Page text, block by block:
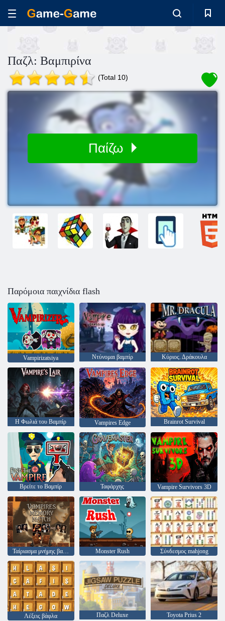
Παζλ: Βαμπιρίνα
(Total 10)
Παίζω
Παρόμοια παιχνίδια flash
Vampirizatsiya Ντύνομαι βαμπίρ Κύριος. Δράκουλα
Η Φωλιά του Βαμπίρ Vampires Edge Brainrot Survival
Βρείτε το Βαμπίρ Ταφάρχης Vampire Survivors 3D
Ταίριασμα μνήμης βαμπίρ Monster Rush Σύνδεσμος mahjong
Λέξεις βάφλα Παζλ Deluxe Toyota Prius 2